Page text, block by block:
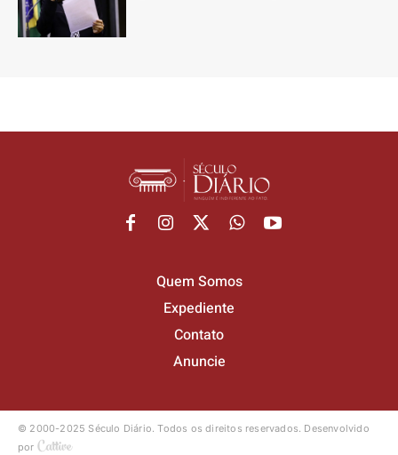
Quem Somos
Expediente
Contato
Anuncie
© 2000-2025 Século Diário.Todos os direitos reservados. Desenvolvido
por